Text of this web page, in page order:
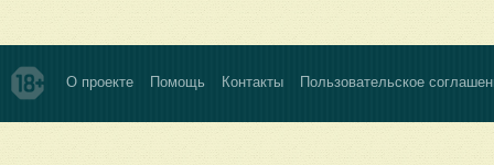
О проекте Помощь Контакты Пользовательское